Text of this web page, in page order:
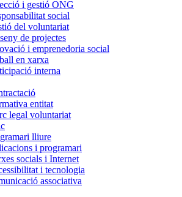
i gestió ONG
social
del voluntariat
de projectes
i emprenedoria social
en xarxa
interna
entitat
legal voluntariat
lliure
i programari
socials i Internet
i tecnologia
associativa